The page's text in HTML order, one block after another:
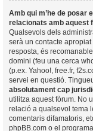
Amb qui m’he de posar
relacionats amb aquest
Qualsevols dels
serà un contacte
resposta, és
domini (feu una cerca
(p.ex. Yahoo!, free.fr,
servei en questió.
absolutament cap
utilitza aquest fòrum. No
relació a qualsevol tema
comentaris difamatoris,
phpBB.com o el